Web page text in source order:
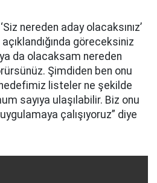
nereden aday olacaksınız’
göreceksiniz
ya da olacaksam nereden
Şimdiden ben onu
listeler ne şekilde
sayıya ulaşılabilir. Biz onu
çalışıyoruz” diye